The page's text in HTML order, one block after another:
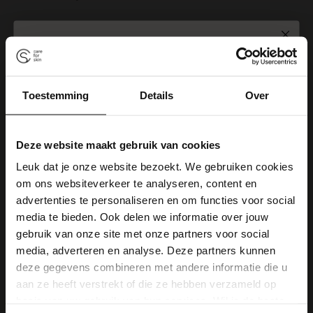
Toestemming Details Over
Deze website maakt gebruik van cookies
Leuk dat je onze website bezoekt. We gebruiken cookies
om ons websiteverkeer te analyseren, content en
advertenties te personaliseren en om functies voor social
media te bieden. Ook delen we informatie over jouw
gebruik van onze site met onze partners voor social
media, adverteren en analyse. Deze partners kunnen
deze gegevens combineren met andere informatie die u
aan ze heeft verstrekt of die ze hebben verzameld op
Is hyaluronzuur geschikt voor de vette
huid?
+
Kan ik hyaluronzuur elke dag gebruiken?
Sluit ik hyaluronzuur af met een creme?
10% korting
5% korting
Gratis verzending
Gratis zeep
10% korting
5% korting
Gratis verzending